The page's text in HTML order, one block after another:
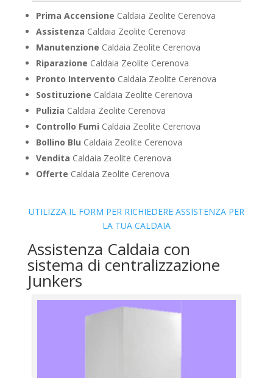
Prima Accensione Caldaia Zeolite Cerenova
Assistenza Caldaia Zeolite Cerenova
Manutenzione Caldaia Zeolite Cerenova
Riparazione Caldaia Zeolite Cerenova
Pronto Intervento Caldaia Zeolite Cerenova
Sostituzione Caldaia Zeolite Cerenova
Pulizia Caldaia Zeolite Cerenova
Controllo Fumi Caldaia Zeolite Cerenova
Bollino Blu Caldaia Zeolite Cerenova
Vendita Caldaia Zeolite Cerenova
Offerte Caldaia Zeolite Cerenova
UTILIZZA IL FORM PER RICHIEDERE ASSISTENZA PER
LA TUA CALDAIA
Assistenza Caldaia con
sistema di centralizzazione
Junkers